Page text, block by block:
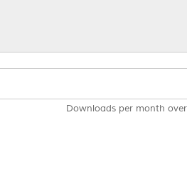
Downloads per month